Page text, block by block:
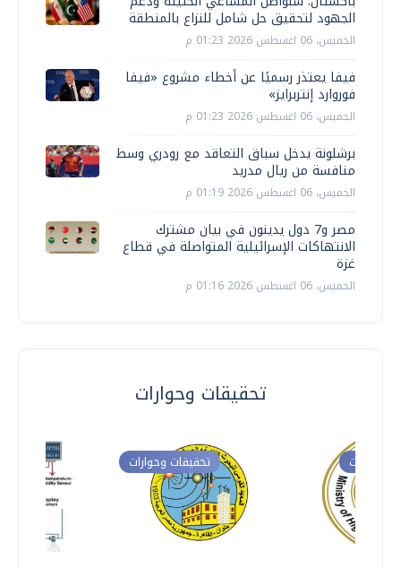
الجهود لتحقيق حل شامل للنزاع بالمنطقة
الخميس، 06 اغسطس 2026 01:23 م
فيفا يعتذر رسميًا عن أخطاء مشروع «فيفا
فوروارد إنتربرايز»
الخميس، 06 اغسطس 2026 01:23 م
برشلونة يدخل سباق التعاقد مع رودري وسط
منافسة من ريال مدريد
الخميس، 06 اغسطس 2026 01:19 م
مصر و7 دول يدينون في بيان مشترك
الانتهاكات الإسرائيلية المتواصلة في قطاع
غزة
الخميس، 06 اغسطس 2026 01:16 م
تحقيقات وحوارات
تحقيقات وحوارات وحوارات